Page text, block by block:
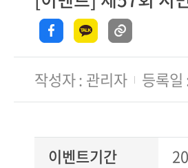
작성자 관리자 등록일
이벤트기간